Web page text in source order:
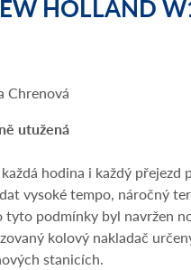
HOLLAND
Chrenová
utužená
hodina i každý přejezd
vysoké tempo, náročný
tyto podmínky byl navržen
kolový nakladač
stanicích.